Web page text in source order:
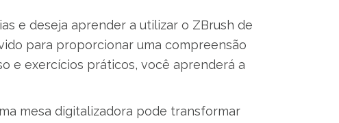
e deseja aprender a utilizar o ZBrush de
para proporcionar uma compreensão
e exercícios práticos, você aprenderá a
mesa digitalizadora pode transformar